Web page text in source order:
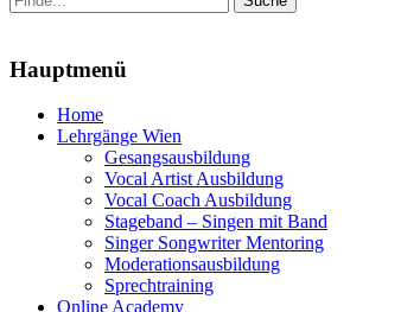
nach:
Hauptmenü
Zum
Inhalt
Home
Lehrgänge Wien
Gesangsausbildung
Vocal Artist Ausbildung
Vocal Coach Ausbildung
Stageband – Singen mit Band
Singer Songwriter Mentoring
Moderationsausbildung
Sprechtraining
Online Academy